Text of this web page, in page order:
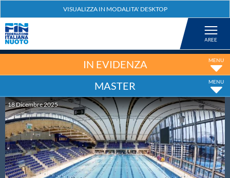
Nuoto
Tuffi
Artistico
IN EVIDENZA
MASTER
18Dicembre2025